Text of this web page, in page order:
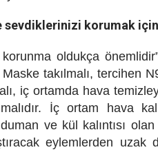
sevdiklerinizi korumak
oldukça
Maske takılmalı,
iç ortamda hava
İç ortam hava
ve kül kalıntısı
eylemlerden